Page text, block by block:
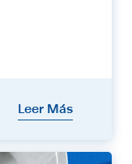
Leer Más